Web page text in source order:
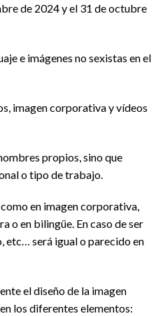
de 2024 y el 31 de octubre
e imágenes no sexistas en el
imagen corporativa y vídeos
propios, sino que
o tipo de trabajo.
en imagen corporativa,
o en bilingüe. En caso de ser
etc… será igual o parecido en
el diseño de la imagen
los diferentes elementos: